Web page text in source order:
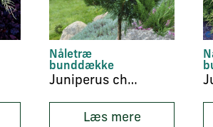
Nåletræ
bunddække
Juniperus chinensis ‘Mint Julep’
Læs mere